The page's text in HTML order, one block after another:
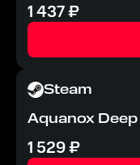
1 437₽
Steam
Aquanox
1 529₽